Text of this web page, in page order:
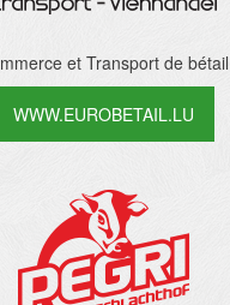
et Transport de bétail
WWW.EUROBETAIL.LU